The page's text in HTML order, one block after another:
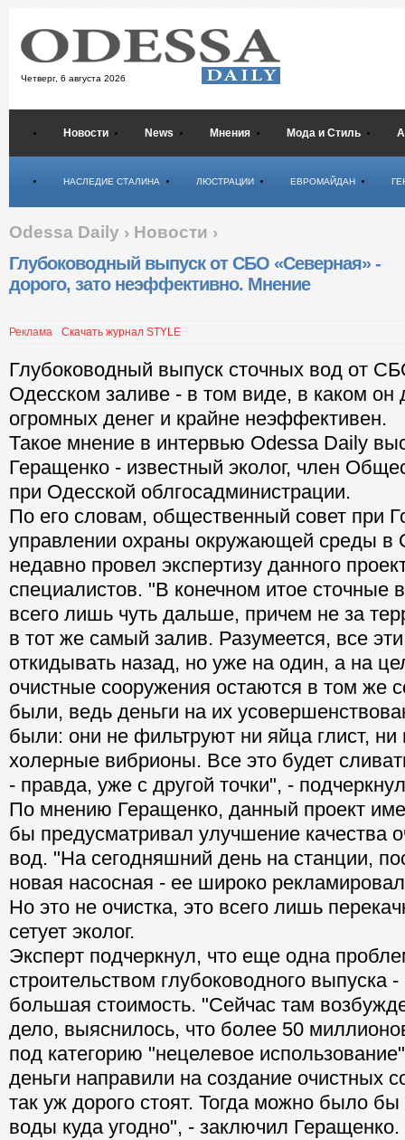
Четверг, 6 августа 2026
Новости News Мнения Мода и Стиль
НАСЛЕДИЕ СТАЛИНА ЛЮСТРАЦИИ ЕВРОМАЙДАН
Odessa Daily › Новости ›
Глубоководный выпуск от СБО «Северная» -
дорого, зато неэффективно. Мнение
Реклама Скачать журнал STYLE
Глубоководный выпуск сточных вод от
Одесском заливе - в том виде, в каком он
огромных денег и крайне неэффективен.
Такое мнение в интервью Odessa Daily
Геращенко - известный эколог, член
при Одесской облгосадминистрации.
По его словам, общественный совет при
управлении охраны окружающей среды в
недавно провел экспертизу данного
специалистов. "В конечном итое сточные
всего лишь чуть дальше, причем не за
в тот же самый залив. Разумеется, все
откидывать назад, но уже на один, а на
очистные сооружения остаются в том же
были, ведь деньги на их
были: они не фильтруют ни яйца глист, ни
холерные вибрионы. Все это будет
- правда, уже с другой точки", -
По мнению Геращенко, данный проект
бы предусматривал улучшение качества
вод. "На сегодняшний день на станции,
новая насосная - ее широко
Но это не очистка, это всего лишь
сетует эколог.
Эксперт подчеркнул, что еще одна
строительством глубоководного выпуска
большая стоимость. "Сейчас там
дело, выяснилось, что более 50
под категорию "нецелевое
деньги направили на создание очистных
так уж дорого стоят. Тогда можно было бы
воды куда угодно", - заключил Геращенко.